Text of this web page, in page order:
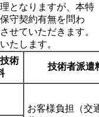
となりますが、本特
守契約有無を問わ
せていただきます。
いたします。
術
技術者派遣
お客様負担（交